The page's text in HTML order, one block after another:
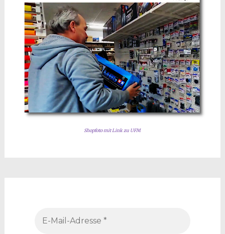
Shopfoto mit Link zu UFM